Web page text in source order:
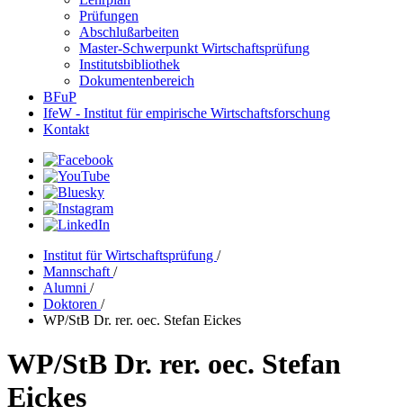
Prüfungen
Abschlußarbeiten
Master-Schwerpunkt Wirtschaftsprüfung
Institutsbibliothek
Dokumentenbereich
BFuP
IfeW - Institut für empirische Wirtschaftsforschung
Kontakt
Institut für Wirtschaftsprüfung /
Mannschaft /
Alumni /
Doktoren /
WP/StB Dr. rer. oec. Stefan Eickes
WP/StB Dr. rer. oec. Stefan
Eickes